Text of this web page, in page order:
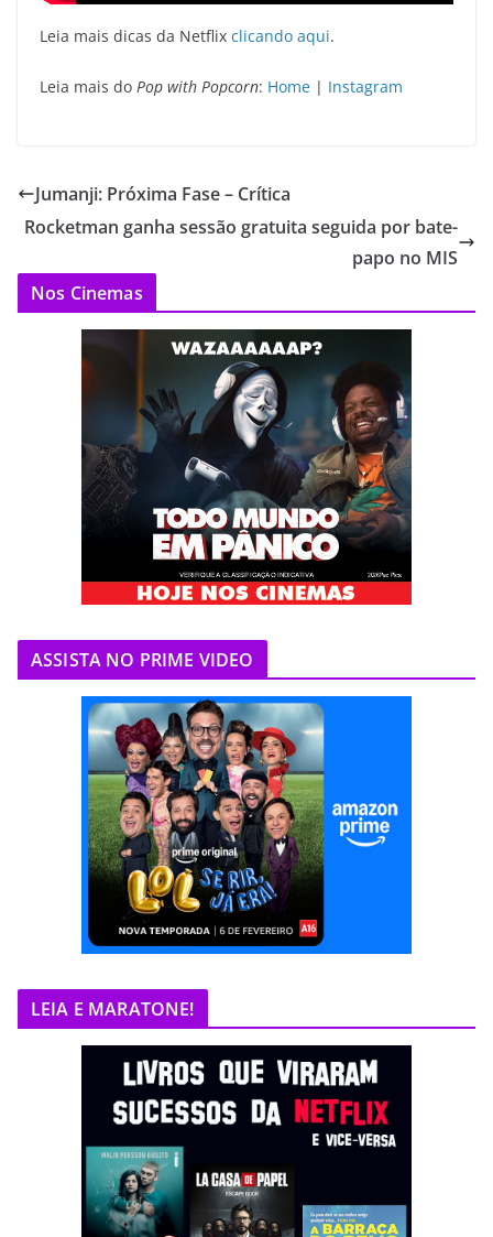
Leia mais dicas da Netflix clicando aqui.
Leia mais do Pop with Popcorn: Home | Instagram
Jumanji: Próxima Fase – Crítica
Rocketman ganha sessão gratuita seguida por bate-
papo no MIS
Nos Cinemas
ASSISTA NO PRIME VIDEO
LEIA E MARATONE!